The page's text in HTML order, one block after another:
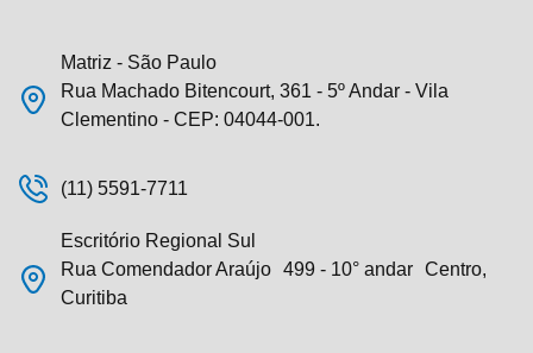
Matriz - São Paulo
Rua Machado Bitencourt, 361 - 5º Andar - Vila
Clementino - CEP: 04044-001.
(11) 5591-7711
Escritório Regional Sul
Rua Comendador Araújo 499 - 10° andar Centro,
Curitiba